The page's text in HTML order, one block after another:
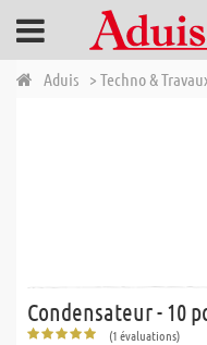
Aduis > Techno &
Condensateur - 10
(1 évaluations)